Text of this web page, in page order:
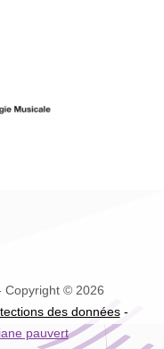
Copyright © 2026
des données-
pauvert